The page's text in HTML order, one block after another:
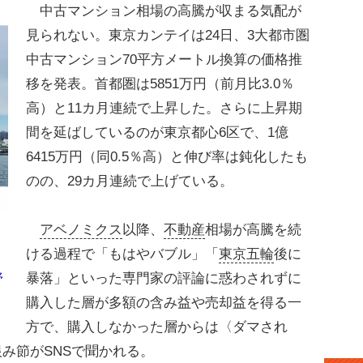
中古マンション相場の高騰が収まる気配が
見られない。東京カンテイは24日、3大都市圏
中古マンション70平方メートル換算の価格推
移を発表。首都圏は5851万円（前月比3.0％
高）と11カ月連続で上昇した。さらに上昇期
間を延ばしているのが東京都心6区で、1億
6415万円（同0.5％高）と伸び率は鈍化したも
のの、29カ月連続で上げている。
アベノミクス以降、 不動産相場が高騰を続
ける過程で「もはやバブル」「 東京五輪後に
暴落」といった専門家の評論に惑わされずに
購入した層が多額の含み益や売却益を得る一
方で、購入しなかった層からは〈ダマされ
節がSNSで聞かれる。